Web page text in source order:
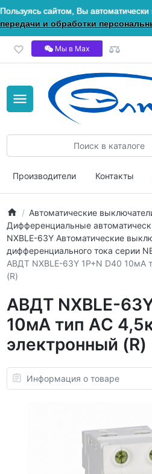
Пользуясь сайтом, Вы
передачи и обработки
Мы в Мах
Производители Контакты
Автоматические
Дифференциальные
NXBLE-63Y Автоматические
дифференциального тока серии
АВДТ NXBLE-63Y 1P+N D40 10мА
(R)
АВДТ NXBLE-
10мА тип AС
электронный (R)
Информация о товаре